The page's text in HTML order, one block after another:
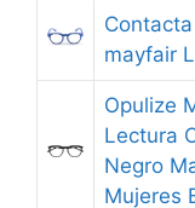
mayfair
Opulize
Lectura
Negro
Mujeres